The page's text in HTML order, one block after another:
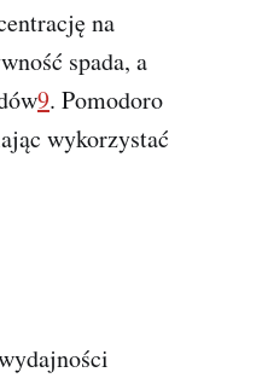
na
spada, a
9. Pomodoro
wykorzystać